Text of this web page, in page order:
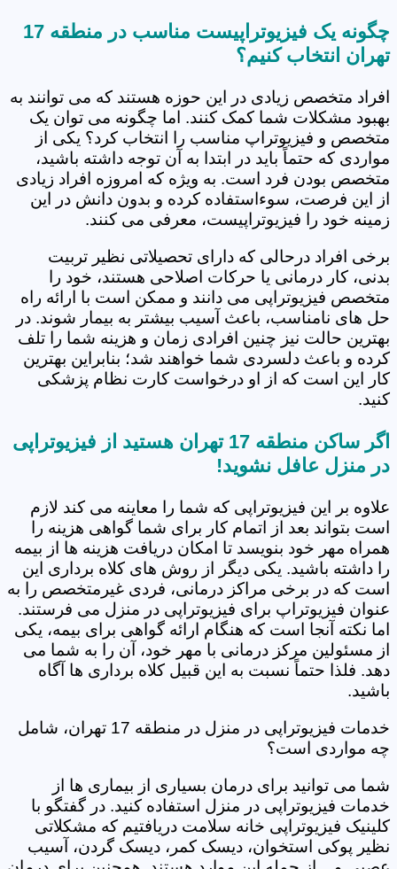
چگونه یک فیزیوتراپیست مناسب در منطقه 17
تهران انتخاب کنیم؟
افراد متخصص زیادی در این حوزه هستند که می توانند به
بهبود مشکلات شما کمک کنند. اما چگونه می توان یک
متخصص و فیزیوتراپ مناسب را انتخاب کرد؟ یکی از
مواردی که حتماً باید در ابتدا به آن توجه داشته باشید،
متخصص بودن فرد است. به ویژه که امروزه افراد زیادی
از این فرصت، سوءاستفاده کرده و بدون دانش در این
زمینه خود را فیزیوتراپیست، معرفی می کنند.
برخی افراد درحالی که دارای تحصیلاتی نظیر تربیت
بدنی، کار درمانی یا حرکات اصلاحی هستند، خود را
متخصص فیزیوتراپی می دانند و ممکن است با ارائه راه
حل های نامناسب، باعث آسیب بیشتر به بیمار شوند. در
بهترین حالت نیز چنین افرادی زمان و هزینه شما را تلف
کرده و باعث دلسردی شما خواهند شد؛ بنابراین بهترین
کار این است که از او درخواست کارت نظام پزشکی
کنید.
اگر ساکن منطقه 17 تهران هستید از فیزیوتراپی
در منزل عافل نشوید!
علاوه بر این فیزیوتراپی که شما را معاینه می کند لازم
است بتواند بعد از اتمام کار برای شما گواهی هزینه را
همراه مهر خود بنویسد تا امکان دریافت هزینه ها از بیمه
را داشته باشید. یکی دیگر از روش های کلاه برداری این
است که در برخی مراکز درمانی، فردی غیرمتخصص را به
عنوان فیزیوتراپ برای فیزیوتراپی در منزل می فرستند.
اما نکته آنجا است که هنگام ارائه گواهی برای بیمه، یکی
از مسئولین مرکز درمانی با مهر خود، آن را به شما می
دهد. فلذا حتماً نسبت به این قبیل کلاه برداری ها آگاه
باشید.
خدمات فیزیوتراپی در منزل در منطقه 17 تهران، شامل
چه مواردی است؟
شما می توانید برای درمان بسیاری از بیماری ها از
خدمات فیزیوتراپی در منزل استفاده کنید. در گفتگو با
کلینیک فیزیوتراپی خانه سلامت دریافتیم که مشکلاتی
نظیر پوکی استخوان، دیسک کمر، دیسک گردن، آسیب